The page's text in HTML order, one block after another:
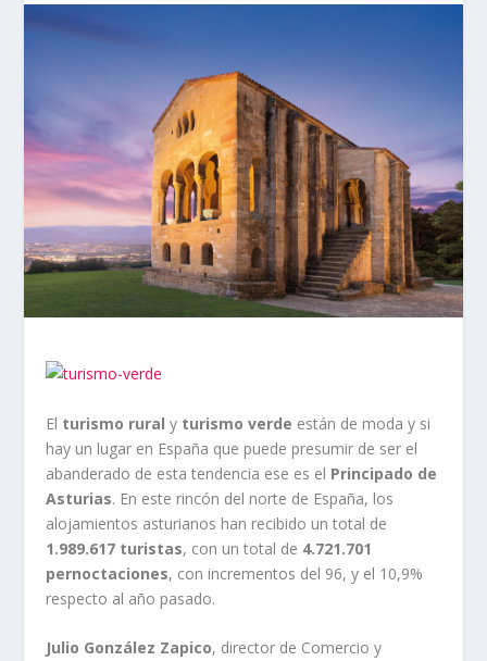
El turismo rural y turismo verde están de moda y si
hay un lugar en España que puede presumir de ser el
abanderado de esta tendencia ese es el Principado de
Asturias. En este rincón del norte de España, los
alojamientos asturianos han recibido un total de
1.989.617 turistas, con un total de 4.721.701
pernoctaciones, con incrementos del 96, y el 10,9%
respecto al año pasado.
Julio González Zapico, director de Comercio y